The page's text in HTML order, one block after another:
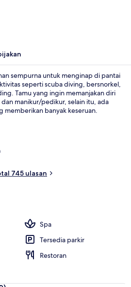
sempurna untuk menginap di pantai
seperti scuba diving, bersnorkel,
Tamu yang ingin memanjakan diri
manikur/pedikur, selain itu, ada
memberikan banyak keseruan.
di bar/lounge. Daya tarik lain di
tepi kolam renang, klub kesehatan, dan
menyukai staf.
745 ulasan
Spa
Tersedia parkir
Restoran